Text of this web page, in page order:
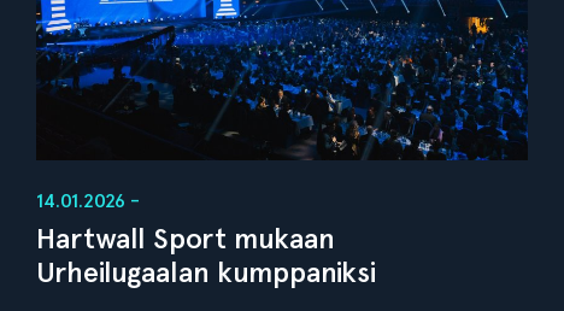
14.01.2026 -
Hartwall Sport mukaan
Urheilugaalan kumppaniksi